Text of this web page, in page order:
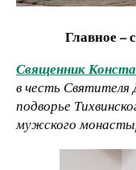
Главное –
Священник
в честь Святителя
подворье
мужского